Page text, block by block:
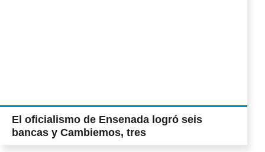
El oficialismo de Ensenada logró seis
bancas y Cambiemos, tres